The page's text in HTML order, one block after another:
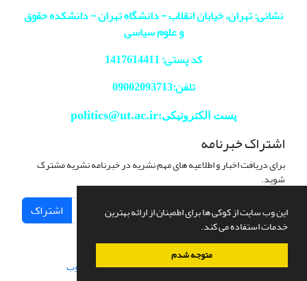
این وب سایت از کوکی ها برای اطمینان از ارائه بهترین
خدمات استفاده می کند.
متوجه شدم
نشانی: تهران، خیابان انقلاب - دانشگاه تهران - دانشکده حقوق
و علوم سیاسی
کد پستی: 1417614411
تلفن:09002093713
پست الکترونیکی:politics@ut.ac.ir
اشتراک خبرنامه
برای دریافت اخبار و اطلاعیه های مهم نشریه در خبرنامه نشریه مشترک
شوید.
اشتراک
سامانه مدیریت نشریات علمی.طراحی و پیاده سازی از سیناوب